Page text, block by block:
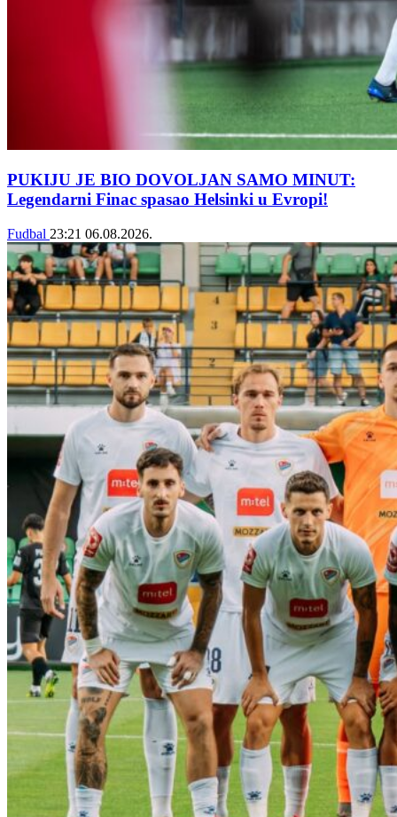
PUKIJU JE BIO DOVOLJAN SAMO MINUT:
Legendarni Finac spasao Helsinki u Evropi!
Fudbal 23:21 06.08.2026.